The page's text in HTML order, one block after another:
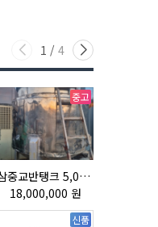
1 / 4
중고
삼중교반탱크 5,000L
18,000,000 원
신품